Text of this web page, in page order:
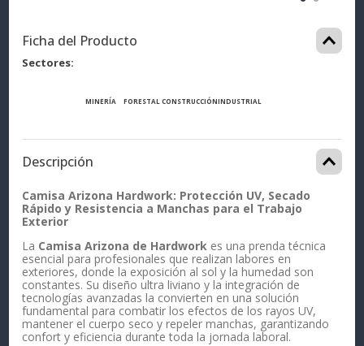
Ficha del Producto
Sectores
MINERÍA FORESTAL CONSTRUCCIÓNINDUSTRIAL
Descripción
Camisa Arizona Hardwork: Protección UV, Secado
Rápido y Resistencia a Manchas para el Trabajo
Exterior
La Camisa Arizona de Hardwork es una prenda técnica
esencial para profesionales que realizan labores en
exteriores, donde la exposición al sol y la humedad son
constantes. Su diseño ultra liviano y la integración de
tecnologías avanzadas la convierten en una solución
fundamental para combatir los efectos de los rayos UV,
mantener el cuerpo seco y repeler manchas, garantizando
confort y eficiencia durante toda la jornada laboral.